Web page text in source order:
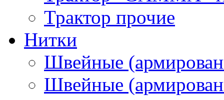
Трактор прочие
Нитки
Швейные
Швейные